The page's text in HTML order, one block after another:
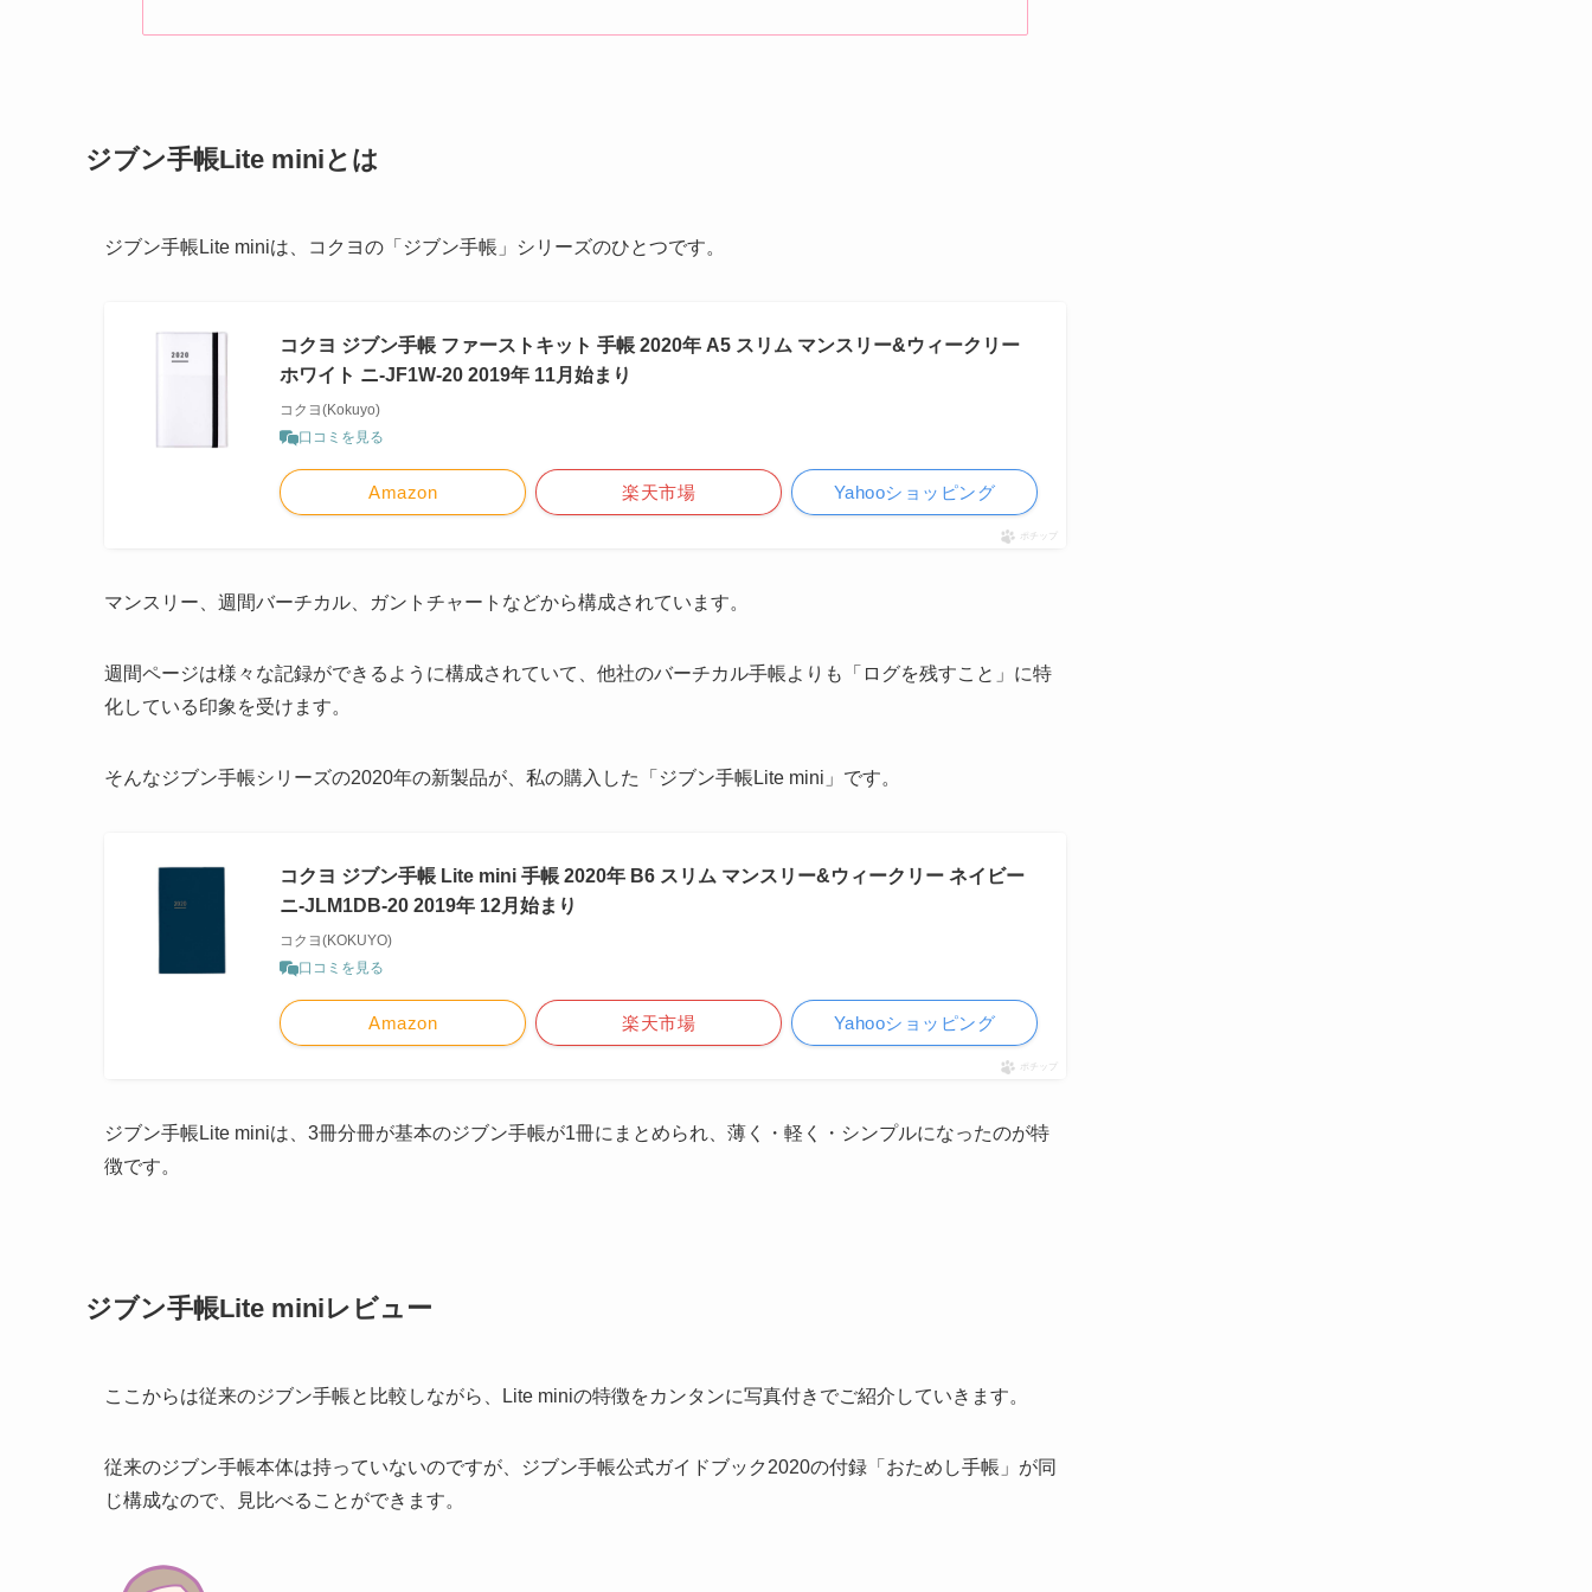
ジブン手帳Lite miniとは
ジブン手帳Lite miniは、コクヨの「ジブン手帳」シリーズのひとつです。
コクヨ ジブン手帳 ファーストキット 手帳 2020年 A5 スリム マンスリー&ウィークリー
ホワイト ニ-JF1W-20 2019年 11月始まり
コクヨ(Kokuyo)
口コミを見る
Amazon 楽天市場 Yahooショッピング
ポチップ
マンスリー、週間バーチカル、ガントチャートなどから構成されています。
週間ページは様々な記録ができるように構成されていて、他社のバーチカル手帳よりも「ログを残すこと」に特
化している印象を受けます。
そんなジブン手帳シリーズの2020年の新製品が、私の購入した「ジブン手帳Lite mini」です。
コクヨ ジブン手帳 Lite mini 手帳 2020年 B6 スリム マンスリー&ウィークリー ネイビー
ニ-JLM1DB-20 2019年 12月始まり
コクヨ(KOKUYO)
口コミを見る
Amazon 楽天市場 Yahooショッピング
ポチップ
ジブン手帳Lite miniは、3冊分冊が基本のジブン手帳が1冊にまとめられ、薄く・軽く・シンプルになったのが特
徴です。
ジブン手帳Lite miniレビュー
ここからは従来のジブン手帳と比較しながら、Lite miniの特徴をカンタンに写真付きでご紹介していきます。
従来のジブン手帳本体は持っていないのですが、ジブン手帳公式ガイドブック2020の付録「おためし手帳」が同
じ構成なので、見比べることができます。